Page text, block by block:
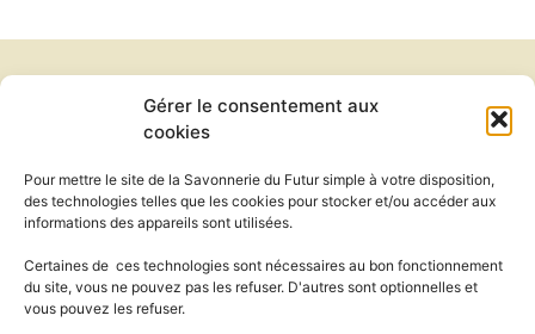
Gérer le consentement aux
cookies
Pour mettre le site de la Savonnerie du Futur simple à votre disposition,
des technologies telles que les cookies pour stocker et/ou accéder aux
informations des appareils sont utilisées.
Certaines de ces technologies sont nécessaires au bon fonctionnement
du site, vous ne pouvez pas les refuser. D'autres sont optionnelles et
vous pouvez les refuser.
Newsletter
Conditions générales de vente
Politique de cookies
Mentions légales